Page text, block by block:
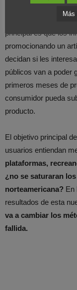
principal es que los
promocionando un
decidan si les
públicos van a poder
primeros meses de
consumidor pueda
producto.
El objetivo principal
usuarios entiendan
plataformas,
¿no se saturaran
norteamericana? En
resultados de esta
va a cambiar los
fallida.
Más